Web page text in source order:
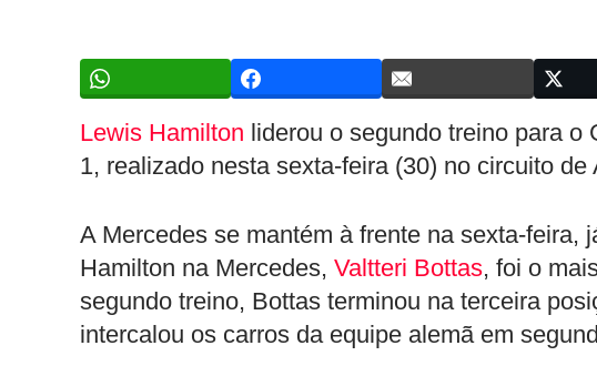
Lewis Hamilton liderou o segundo treino para o
1, realizado nesta sexta-feira (30) no circuito
A Mercedes se mantém à frente na sexta-feira,
Hamilton na Mercedes, Valtteri Bottas, foi o
segundo treino, Bottas terminou na terceira
intercalou os carros da equipe alemã em